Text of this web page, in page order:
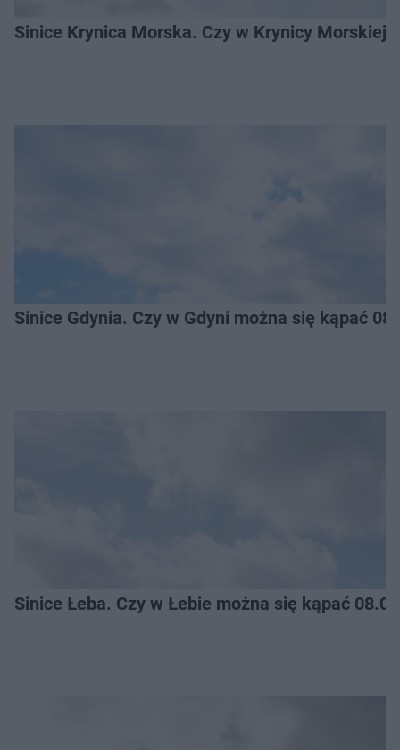
Sinice Krynica Morska. Czy w Krynicy Morskiej
Sinice Gdynia. Czy w Gdyni można się kąpać
Sinice Łeba. Czy w Łebie można się kąpać